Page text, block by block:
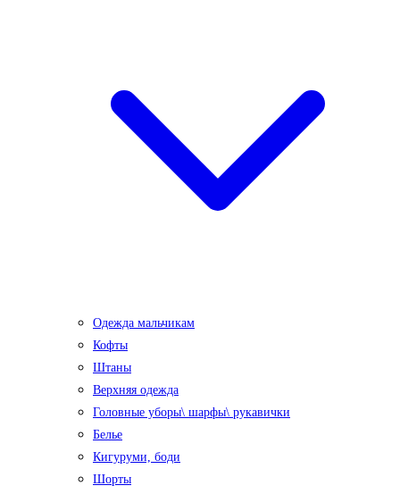
Одежда мальчикам
Кофты
Штаны
Верхняя одежда
Головные уборы\ шарфы\ рукавички
Белье
Кигуруми, боди
Шорты